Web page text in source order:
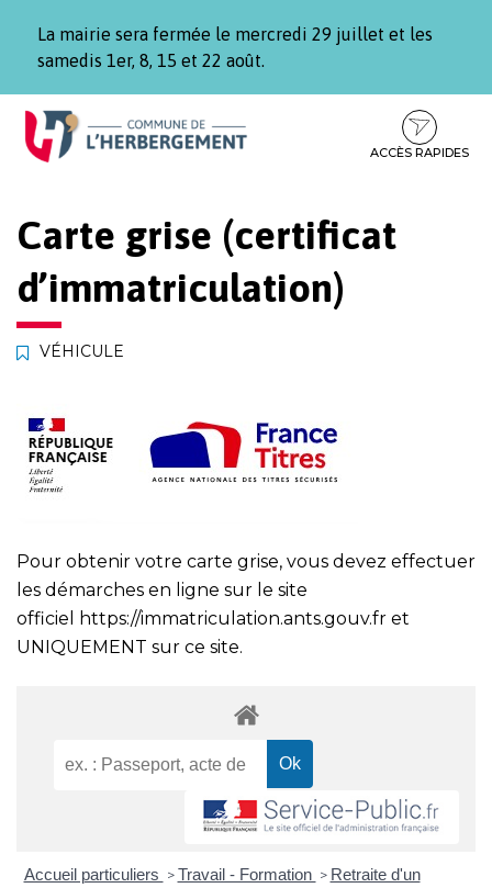
La mairie sera fermée le mercredi 29 juillet et les
samedis 1er, 8, 15 et 22 août.
Aller
Aller
contenu
Aller
pied
ACCÈS RAPIDES
Carte grise (certificat
d’immatriculation)
VÉHICULE
Pour obtenir votre carte grise, vous devez effectuer
les démarches en ligne sur le site
officiel
https://immatriculation.ants.gouv.fr et
UNIQUEMENT sur ce site.
Accueil particuliers > Travail - Formation > Retraite d'un